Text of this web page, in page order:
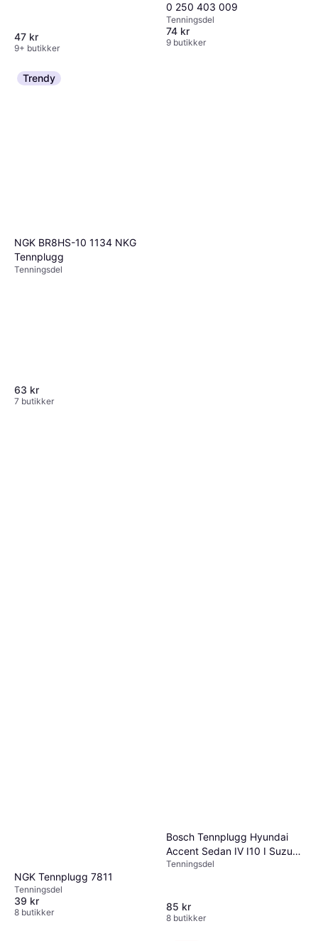
47 kr
9+ butikker
0 250 403 009
Tenningsdel
74 kr
9 butikker
Trendy
NGK BR8HS-10 1134 NKG
Tennplugg
Tenningsdel
63 kr
7 butikker
NGK Tennplugg 7811
Tenningsdel
39 kr
8 butikker
Bosch Tennplugg Hyundai
Accent Sedan IV I10 I Suzuki
Ciaz
Tenningsdel
85 kr
8 butikker